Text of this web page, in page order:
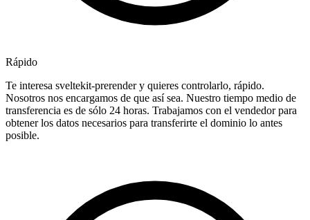
Rápido
Te interesa sveltekit-prerender y quieres controlarlo, rápido.
Nosotros nos encargamos de que así sea. Nuestro tiempo medio de
transferencia es de sólo 24 horas. Trabajamos con el vendedor para
obtener los datos necesarios para transferirte el dominio lo antes
posible.